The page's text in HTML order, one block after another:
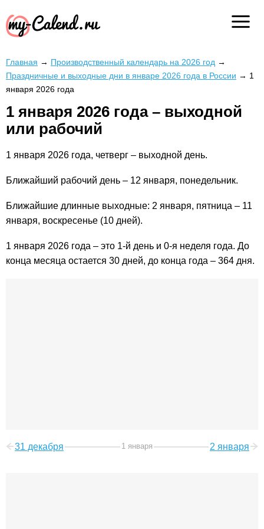
Главная → Производственный календарь на 2026 год →
Праздничные и выходные дни в январе 2026 года в России → 1
января 2026 года
1 января 2026 года – выходной
или рабочий
1 января 2026 года, четверг – выходной день.
Ближайший рабочий день – 12 января, понедельник.
Ближайшие длинные выходные: 2 января, пятница – 11
января, воскресенье (10 дней).
1 января 2026 года – это 1-й день и 0-я неделя года. До
конца месяца остается 30 дней, до конца года – 364 дня.
31 декабря 1 января 2 января